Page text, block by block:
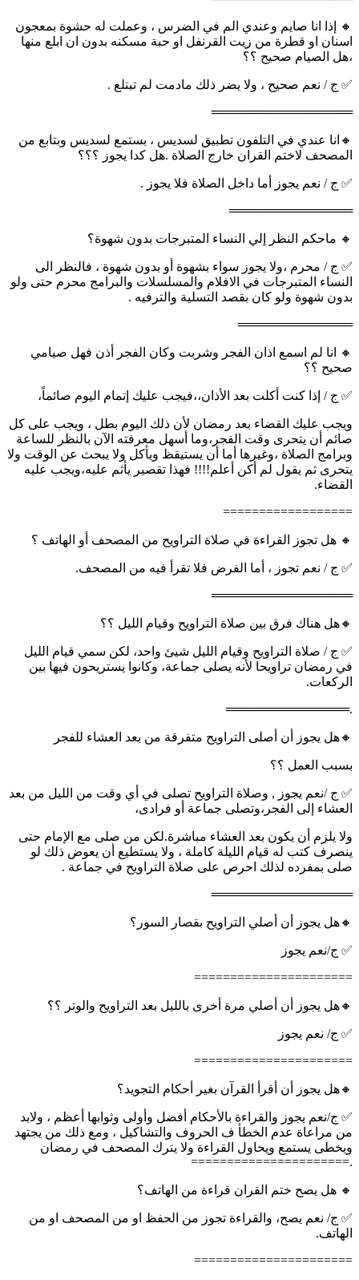
🔸 إذا انا صايم وعندي الم في الضرس ، وعملت له حشوة بمعجون
اسنان او قطرة من زيت القرنفل او حبة مسكنه بدون ان ابلع منها
،هل الصيام صحيح ؟؟
✅ ج / نعم صحيح ، ولا يضر ذلك مادمت لم تبتلع .
════════════════
🔸انا عندي في التلفون تطبيق لسديس ، بستمع لسديس وبتابع من
المصحف لاختم القران خارج الصلاة .هل كدا يجوز ؟؟؟
✅ ج / نعم يجوز أما داخل الصلاة فلا يجوز .
══════════════
🔸 ماحكم النظر إلي النساء المتبرجات بدون شهوة؟
✅ ج / محرم ،ولا يجوز سواء بشهوة أو بدون شهوة ، فالنظر الى
النساء المتبرجات في الافلام والمسلسلات والبرامج محرم حتى ولو
بدون شهوة ولو كان بقصد التسلية والترفيه .
═════════════
🔸 انا لم اسمع اذان الفجر وشربت وكان الفجر أذن فهل صيامي
صحيح ؟؟
✅ ج / إذا كنت أكلت بعد الأذان،،فيجب عليك إتمام اليوم صائماً،
ويجب عليك القضاء بعد رمضان لأن ذلك اليوم بطل ، ويجب على كل
صائم أن يتحرى وقت الفجر،وما أسهل معرفته الآن بالنظر للساعة
وبرامج الصلاة ،وغيرها أما أن يستيقظ ويأكل ولا يبحث عن الوقت ولا
يتحرى ثم يقول لم أكن أعلم!!!! فهذا تقصير يأثم عليه،ويجب عليه
القضاء.
==================
🔸 هل تجوز القراءة في صلاة التراويح من المصحف أو الهاتف ؟
✅ ج / نعم تجوز ، أما الفرض فلا تقرأ فيه من المصحف.
════════════════
🔸هل هناك فرق بين صلاة التراويح وقيام الليل ؟؟
✅ ج / صلاة التراويح وقيام الليل شيئ واحد، لكن سمي قيام الليل
في رمضان تراويحا لأنه يصلى جماعة، وكانوا يستريحون فيها بين
الركعات.
.══════════════
🔸هل يجوز أن أصلى التراويح متفرقة من بعد العشاء للفجر
بسبب العمل ؟؟
✅ ج /نعم يجوز , وصلاة التراويح تصلى في أي وقت من الليل من بعد
العشاء إلى الفجر،وتصلى جماعة أو فرادى،
ولا يلزم أن يكون بعد العشاء مباشرة.لكن من صلى مع الإمام حتى
ينصرف كتب له قيام الليلة كاملة ، ولا يستطيع أن يعوض ذلك لو
صلى بمفرده لذلك احرص على صلاة التراويح في جماعة .
════════════════
🔸هل يجوز أن أصلي التراويح بقصار السور؟
✅ ج/نعم يجوز
======================
🔸هل يجوز أن أصلي مرة أخرى بالليل بعد التراويح والوتر ؟؟
✅ ج/ نعم يجوز
======================
🔸هل يجوز أن أقرأ القرآن بغير أحكام التجويد؟
✅ ج/نعم يجوز والقراءة بالأحكام أفضل وأولى وثوابها أعظم ، ولابد
من مراعاة عدم الخطأ ف الحروف والتشاكيل ، ومع ذلك من يجتهد
ويخطى يستمع ويحاول القراءة ولا يترك المصحف في رمضان
.======================
🔸 هل يصح ختم القران قراءة من الهاتف؟
✅ ج/ نعم يصح، والقراءة تجوز من الحفظ او من المصحف او من
الهاتف.
======================